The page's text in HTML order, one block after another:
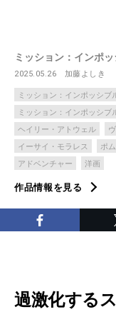
ミッション：インポ
2025.05.26 加藤よしき
ミッション：インポッシ
ミッション：インポッシブ
ヘイリー・アトウェル
イーサイ・モラレス
ポ
アドベンチャー
洋画
作品情報を見る
過激化する